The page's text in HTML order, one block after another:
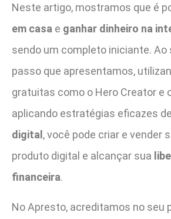
Neste artigo, mostramos que é
em casa e ganhar dinheiro na
sendo um completo iniciante. Ao
passo que apresentamos,
gratuitas como o Hero Creator e
aplicando estratégias eficazes de
digital , você pode criar e vender
produto digital e alcançar sua
financeira.
No Apresto, acreditamos no seu